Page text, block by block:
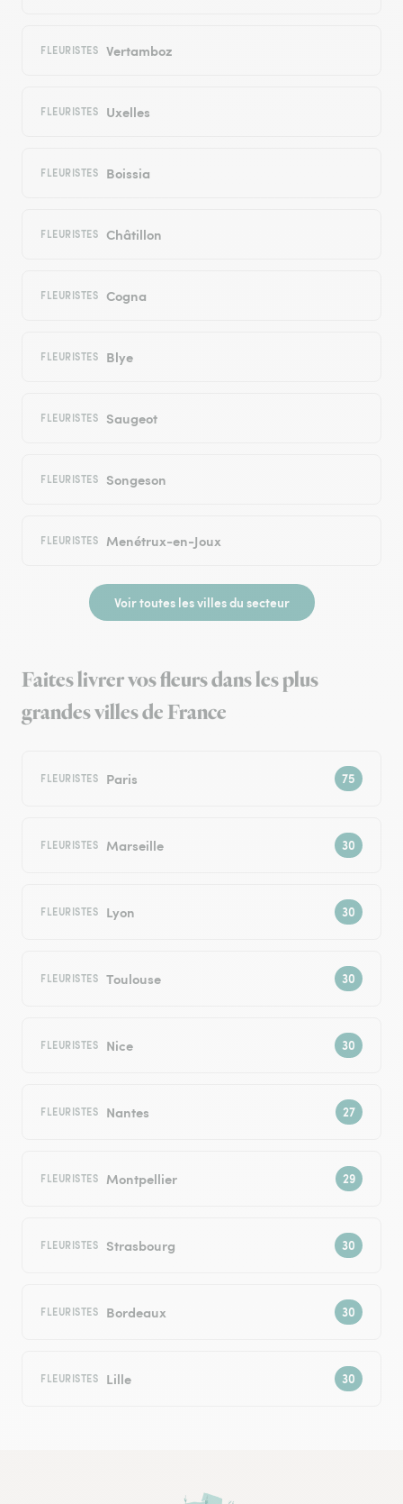
FLEURISTES Vertamboz
FLEURISTES Uxelles
FLEURISTES Boissia
FLEURISTES Châtillon
FLEURISTES Cogna
FLEURISTES Blye
FLEURISTES Saugeot
FLEURISTES Songeson
FLEURISTES Menétrux-en-Joux
Voir toutes les villes du secteur
Faites livrer vos fleurs dans les plus
grandes villes de France
FLEURISTES Paris
FLEURISTES Marseille
FLEURISTES Lyon
FLEURISTES Toulouse
FLEURISTES Nice
FLEURISTES Nantes
FLEURISTES Montpellier
FLEURISTES Strasbourg
FLEURISTES Bordeaux
FLEURISTES Lille